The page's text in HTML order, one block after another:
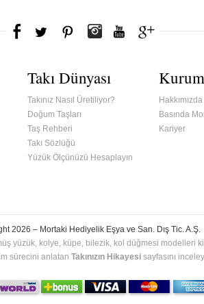
Takı Dünyası
Takınız Nasıl Üretiliyor?
Doğum Taşları
Taş Rehberi
Takı Sözlüğü
Yüzük Ölçünüzü Hesaplayın
Hakkımızda
Basında
Kariyer
2026 – Mortaki Hediyelik Eşya ve San. Dış Tic. A.Ş.
yüzük, kolye, küpe, bilezik, kol düğmesi modelleri
sürecini anlatan Takınızın Hikayesi sayfasını